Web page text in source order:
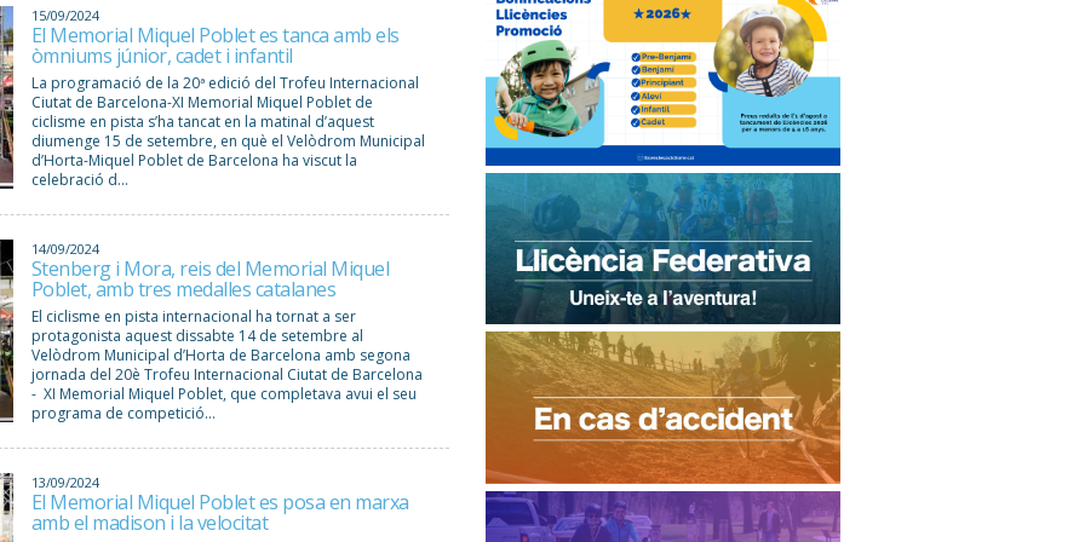
15/09/2024
El Memorial Miquel Poblet es tanca amb els
òmniums júnior, cadet i infantil
La programació de la 20ª edició del Trofeu Internacional
Ciutat de Barcelona-XI Memorial Miquel Poblet de
ciclisme en pista s’ha tancat en la matinal d’aquest
diumenge 15 de setembre, en què el Velòdrom Municipal
d’Horta-Miquel Poblet de Barcelona ha viscut la
celebració d...
14/09/2024
Stenberg i Mora, reis del Memorial Miquel
Poblet, amb tres medalles catalanes
El ciclisme en pista internacional ha tornat a ser
protagonista aquest dissabte 14 de setembre al
Velòdrom Municipal d’Horta de Barcelona amb segona
jornada del 20è Trofeu Internacional Ciutat de Barcelona
- XI Memorial Miquel Poblet, que completava avui el seu
programa de competició...
13/09/2024
El Memorial Miquel Poblet es posa en marxa
amb el madison i la velocitat